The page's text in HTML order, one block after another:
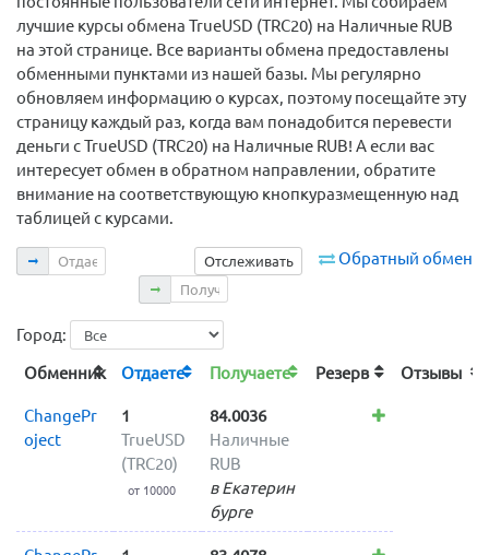
лучшие курсы обмена TrueUSD (TRC20) на Наличные RUB
на этой странице. Все варианты обмена предоставлены
обменными пунктами из нашей базы. Мы регулярно
обновляем информацию о курсах, поэтому посещайте эту
страницу каждый раз, когда вам понадобится перевести
деньги с TrueUSD (TRC20) на Наличные RUB! А если вас
интересует обмен в обратном направлении, обратите
внимание на соответствующую кнопкуразмещенную над
таблицей с курсами.
Обратный обмен
Отслеживать
Отдаете
Получаете
Город:
Обменник Отдаете Получаете Резерв Отзывы
ChangePr
oject
1
TrueUSD
(TRC20)
от 10000
84.0036
Наличные
RUB
в Екатерин
бурге